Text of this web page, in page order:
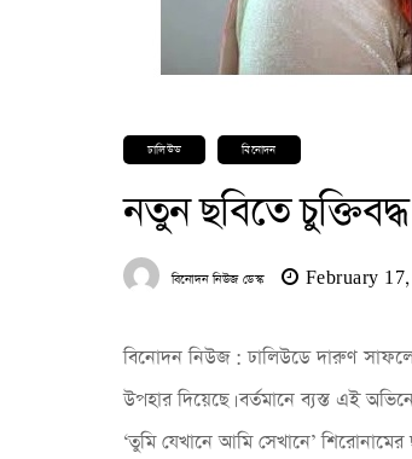
ঢালিউড বিনোদন
নতুন ছবিতে
বিনোদন নিউজ ডেস্ক February
বিনোদন নিউজ : ঢালিউডে দারুণ
উপহার দিয়েছে। বর্তমানে ব্যস্ত এই
‘তুমি যেখানে আমি সেখানে’ শিরোনামের